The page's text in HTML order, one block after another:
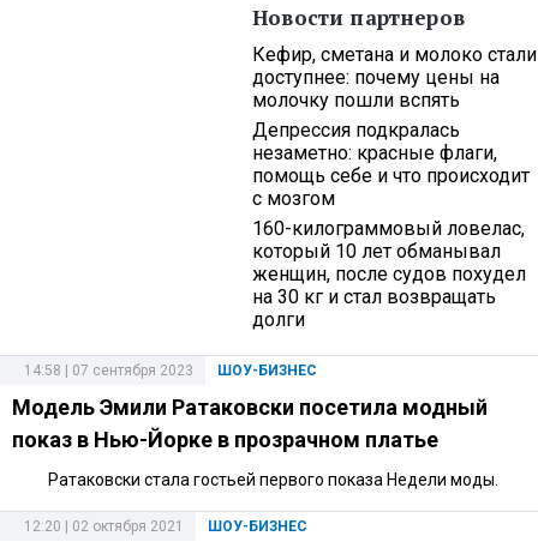
Новости партнеров
Кефир, сметана и молоко стали
доступнее: почему цены на
молочку пошли вспять
Депрессия подкралась
незаметно: красные флаги,
помощь себе и что происходит
с мозгом
160-килограммовый ловелас,
который 10 лет обманывал
женщин, после судов похудел
на 30 кг и стал возвращать
долги
ШОУ-БИЗНЕС
14:58 | 07 сентября 2023
Модель Эмили Ратаковски посетила модный
показ в Нью-Йорке в прозрачном платье
Ратаковски стала гостьей первого показа Недели моды.
ШОУ-БИЗНЕС
12:20 | 02 октября 2021